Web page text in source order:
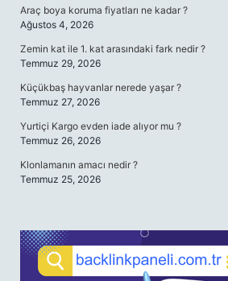
Araç boya koruma fiyatları ne kadar ?
Ağustos 4, 2026
Zemin kat ile 1. kat arasındaki fark nedir ?
Temmuz 29, 2026
Küçükbaş hayvanlar nerede yaşar ?
Temmuz 27, 2026
Yurtiçi Kargo evden iade alıyor mu ?
Temmuz 26, 2026
Klonlamanın amacı nedir ?
Temmuz 25, 2026